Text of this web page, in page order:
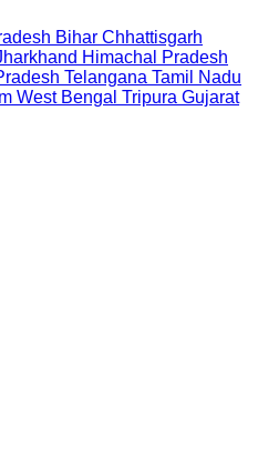
Bihar Chhattisgarh
Himachal Pradesh
Telangana Tamil Nadu
West Bengal Tripura Gujarat